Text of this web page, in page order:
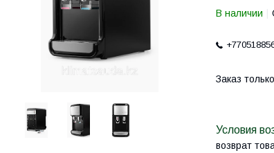
В наличии
Заказ
возврат